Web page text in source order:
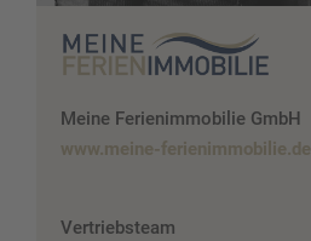
Meine Ferienimmobilie GmbH
www.meine-ferienimmobilie.de
Vertriebsteam